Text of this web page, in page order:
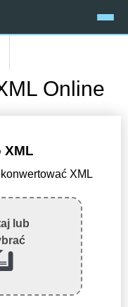
Online
XML
XML
lub